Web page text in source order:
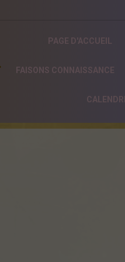
PAGE D'ACCUEIL
FAISONS CONNAISSANCE